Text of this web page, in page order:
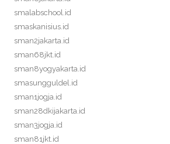
smalabschool.id
smaskanisius.id
sman2jakarta.id
sman68jkt.id
sman8yogyakarta.id
smasungguldel.id
sman1jogja.id
sman28dkijakarta.id
sman3jogja.id
sman81jkt.id